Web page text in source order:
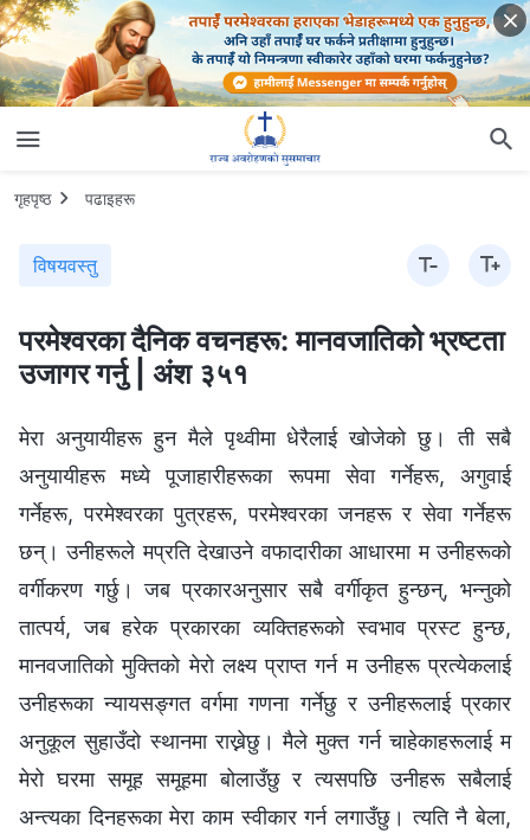
गृहपृष्ठ पढाइहरू
विषयवस्तु
परमेश्‍वरका दैनिक वचनहरू: मानवजातिको भ्रष्टता
उजागर गर्नु | अंश ३५१
मेरा अनुयायीहरू हुन मैले पृथ्वीमा धेरैलाई खोजेको छु। ती सबै
अनुयायीहरू मध्ये पूजाहारीहरूका रूपमा सेवा गर्नेहरू, अगुवाई
गर्नेहरू, परमेश्‍वरका पुत्रहरू, परमेश्‍वरका जनहरू र सेवा गर्नेहरू
छन्। उनीहरूले मप्रति देखाउने वफादारीका आधारमा म उनीहरूको
वर्गीकरण गर्छु। जब प्रकारअनुसार सबै वर्गीकृत हुन्छन्, भन्नुको
तात्पर्य, जब हरेक प्रकारका व्यक्तिहरूको स्वभाव प्रस्ट हुन्छ,
मानवजातिको मुक्तिको मेरो लक्ष्य प्राप्त गर्न म उनीहरू प्रत्येकलाई
उनीहरूका न्यायसङ्गत वर्गमा गणना गर्नेछु र उनीहरूलाई प्रकार
अनुकूल सुहाउँदो स्थानमा राख्नेछु। मैले मुक्त गर्न चाहेकाहरूलाई म
मेरो घरमा समूह समूहमा बोलाउँछु र त्यसपछि उनीहरू सबैलाई
अन्त्यका दिनहरूका मेरा काम स्वीकार गर्न लगाउँछु। त्यति नै बेला,